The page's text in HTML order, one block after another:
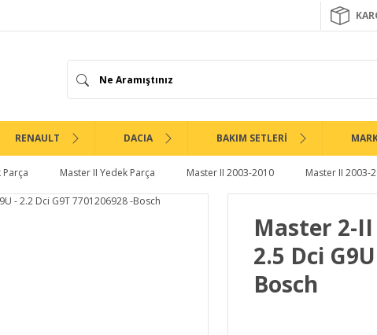
RENAULT DACIA BAKIM SETLERİ
Parça Master II Yedek Parça Master II 2003-2010 Master II 2003-
Master 2-
2.5 Dci
Bosch